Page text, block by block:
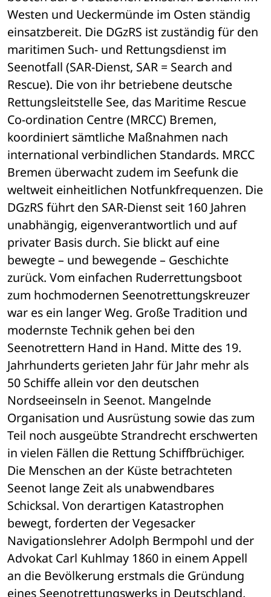
Westen und Ueckermünde im Osten ständig
einsatzbereit. Die DGzRS ist zuständig für den
maritimen Such- und Rettungsdienst im
Seenotfall (SAR-Dienst, SAR = Search and
Rescue). Die von ihr betriebene deutsche
Rettungsleitstelle See, das Maritime Rescue
Co-ordination Centre (MRCC) Bremen,
koordiniert sämtliche Maßnahmen nach
international verbindlichen Standards. MRCC
Bremen überwacht zudem im Seefunk die
weltweit einheitlichen Notfunkfrequenzen. Die
DGzRS führt den SAR-Dienst seit 160 Jahren
unabhängig, eigenverantwortlich und auf
privater Basis durch. Sie blickt auf eine
bewegte – und bewegende – Geschichte
zurück. Vom einfachen Ruderrettungsboot
zum hochmodernen Seenotrettungskreuzer
war es ein langer Weg. Große Tradition und
modernste Technik gehen bei den
Seenotrettern Hand in Hand. Mitte des 19.
Jahrhunderts gerieten Jahr für Jahr mehr als
50 Schiffe allein vor den deutschen
Nordseeinseln in Seenot. Mangelnde
Organisation und Ausrüstung sowie das zum
Teil noch ausgeübte Strandrecht erschwerten
in vielen Fällen die Rettung Schiffbrüchiger.
Die Menschen an der Küste betrachteten
Seenot lange Zeit als unabwendbares
Schicksal. Von derartigen Katastrophen
bewegt, forderten der Vegesacker
Navigationslehrer Adolph Bermpohl und der
Advokat Carl Kuhlmay 1860 in einem Appell
an die Bevölkerung erstmals die Gründung
eines Seenotrettungswerks in Deutschland,